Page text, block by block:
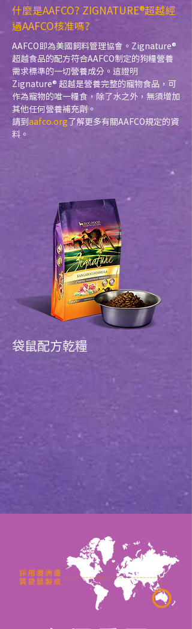
什麼是AAFCO? ZIGNATURE®超越經
過AAFCO核准嗎?
AAFCO即為美國飼料管理協會。Zignature®
超越食品的配方符合AAFCO制定的狗糧營養
需求標準的一切營養成分。這證明
Zignature® 超越是營養完整的寵物食品，可
作為寵物的唯一糧食，除了水之外，無須增加
其他任何營養補充劑。
請到 aafco.org 了解更多有關AAFCO規定的資
料。
袋鼠配方乾糧